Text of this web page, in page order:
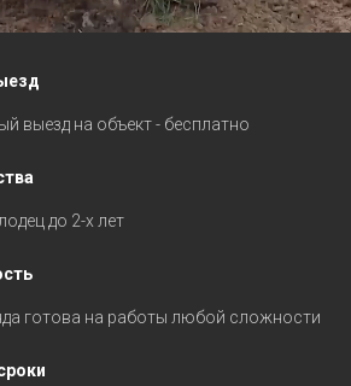
выезд на объект - бесплатно
до 2-х лет
готова на работы любой сложности